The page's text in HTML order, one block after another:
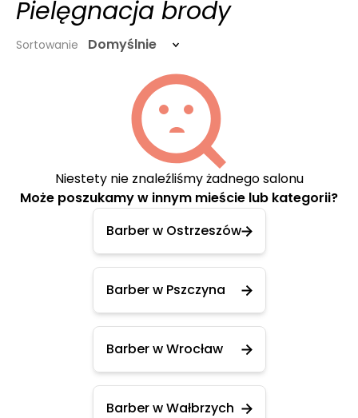
Pielęgnacja brody
Sortowanie Domyślnie
Niestety nie znaleźliśmy żadnego salonu
Może poszukamy w innym mieście lub kategorii?
Barber w Ostrzeszów
Barber w Pszczyna
Barber w Wrocław
Barber w Wałbrzych